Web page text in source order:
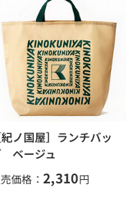
紀ノ国屋］ランチバッ
ベージュ
価格： 2,310円